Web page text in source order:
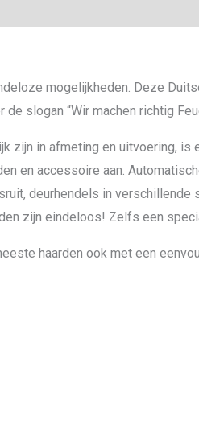
mogelijkheden. Deze
slogan “Wir machen richtig
zijn in afmeting en uitvoering,
en accessoire aan.
deurhendels in
zijn eindeloos! Zelfs een
haarden ook met een